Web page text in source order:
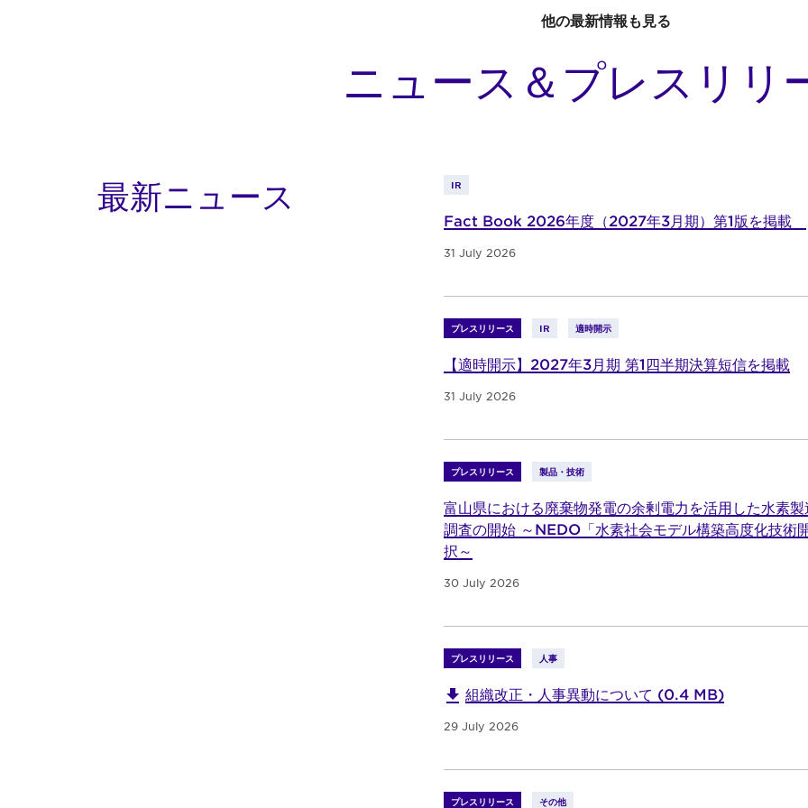
他の最新情報も見る
ニュース＆プレスリリ
最新ニュース IR
Fact Book 2026年度（2027年3月期）第1版を掲載
31 July 2026
プレスリリース IR 適時開示
【適時開示】2027年3月期 第1四半期決算短信を掲載
31 July 2026
プレスリリース 製品・技術
富山県における廃棄物発電の余剰電力を活用した水素
調査の開始 ～NEDO「水素社会モデル構築高度化技術
択～
30 July 2026
プレスリリース 人事
組織改正・人事異動について (0.4 MB)
29 July 2026
プレスリリース その他